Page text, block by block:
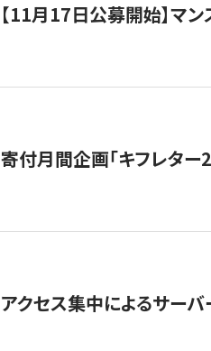
【11月17日公募開始】マ
寄付月間企画「キフレター
アクセス集中によるサー